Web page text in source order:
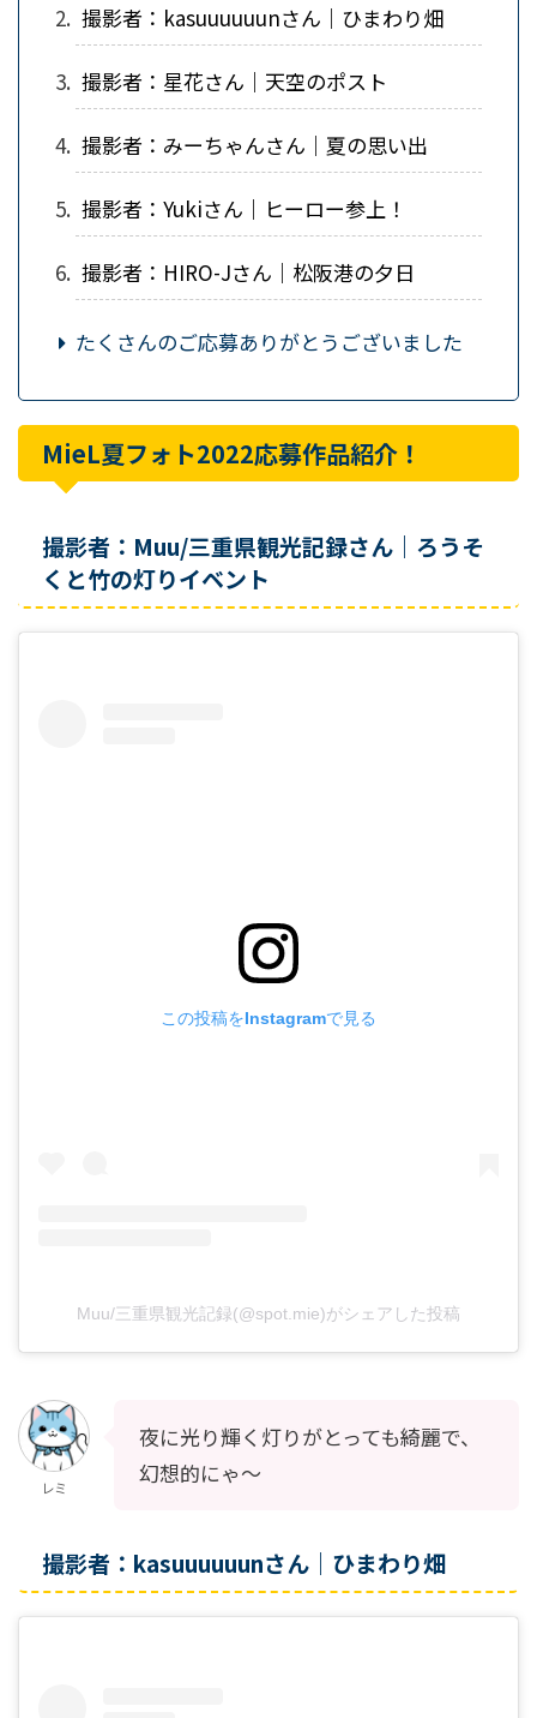
撮影者：kasuuuuuunさん｜ひまわり畑
撮影者：星花さん｜天空のポスト
撮影者：みーちゃんさん｜夏の思い出
撮影者：Yukiさん｜ヒーロー参上！
撮影者：HIRO-Jさん｜松阪港の夕日
たくさんのご応募ありがとうございました
MieL夏フォト2022応募作品紹介！
撮影者：Muu/三重県観光記録さん｜ろうそ
くと竹の灯りイベント
この投稿をInstagramで見る
Muu/三重県観光記録(@spot.mie)がシェアした投稿
レミ
夜に光り輝く灯りがとっても綺麗で、
幻想的にゃ～
撮影者：kasuuuuuunさん｜ひまわり畑